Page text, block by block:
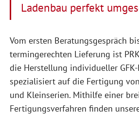
Ladenbau perfekt
Vom ersten Beratungsgespräch
termingerechten Lieferung ist
die Herstellung individueller
spezialisiert auf die Fertigung
und Kleinserien. Mithilfe einer
Fertigungsverfahren finden